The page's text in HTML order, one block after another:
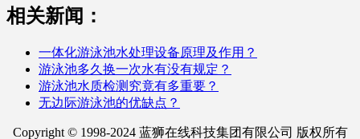
相关新闻：
一体化游泳池水处理设备原理及作用？
游泳池多久换一次水有没有规定？
游泳池水质检测究竟有多重要？
无边际游泳池的优缺点？
Copyright © 1998-2024 蓝狮在线科技集团有限公司 版权所有